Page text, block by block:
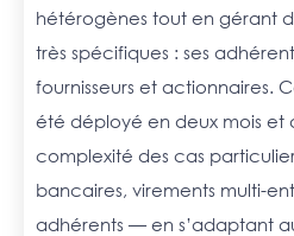
hétérogènes tout en gérant
très spécifiques : ses
fournisseurs et actionnaires.
été déployé en deux mois et
complexité des cas
bancaires, virements multi-
adhérents — en s’adaptant